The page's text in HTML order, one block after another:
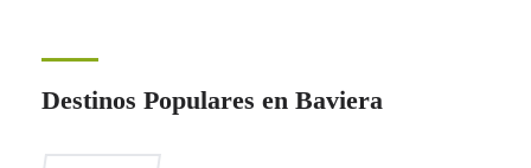
Destinos Populares en Baviera